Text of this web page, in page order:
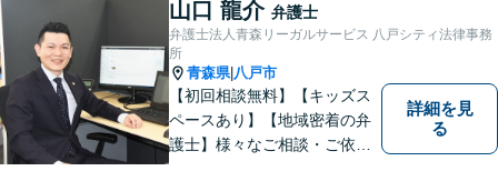
山口 龍介 弁護士
弁護士法人青森リーガルサービス 八戸シティ法律事務
所
青森県| 八戸市
【初回相談無料】【キッズス
ペースあり】【地域密着の弁
護士】様々なご相談・ご依頼
詳細を見
る